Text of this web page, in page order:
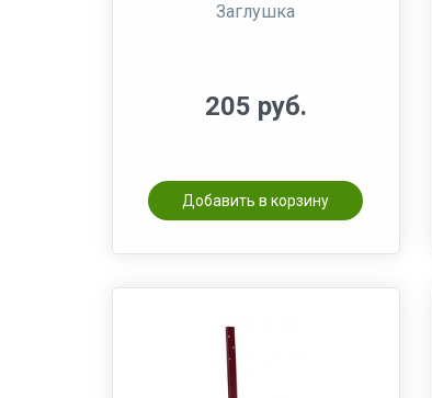
Заглушка
205 руб.
Добавить в корзину